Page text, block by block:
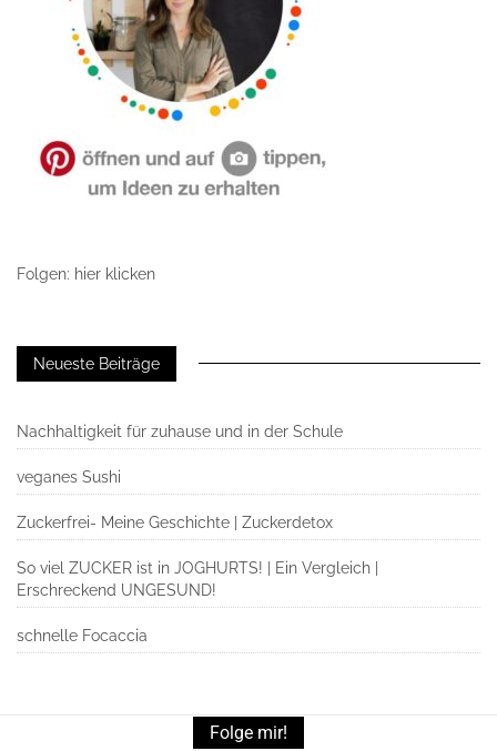
Folgen: hier klicken
Neueste Beiträge
Nachhaltigkeit für zuhause und in der Schule
veganes Sushi
Zuckerfrei- Meine Geschichte | Zuckerdetox
So viel ZUCKER ist in JOGHURTS! | Ein Vergleich |
Erschreckend UNGESUND!
schnelle Focaccia
Folge mir!